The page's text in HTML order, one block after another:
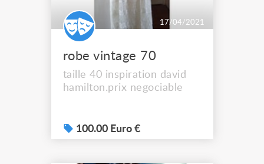
17/04/2021
robe vintage 70
taille 40 inspiration david
hamilton.prix negociable
100.00 Euro €